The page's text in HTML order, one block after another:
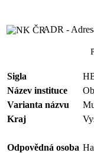
ADR -
Sigla
Název instituce
Varianta názvu
Kraj
Odpovědná osoba